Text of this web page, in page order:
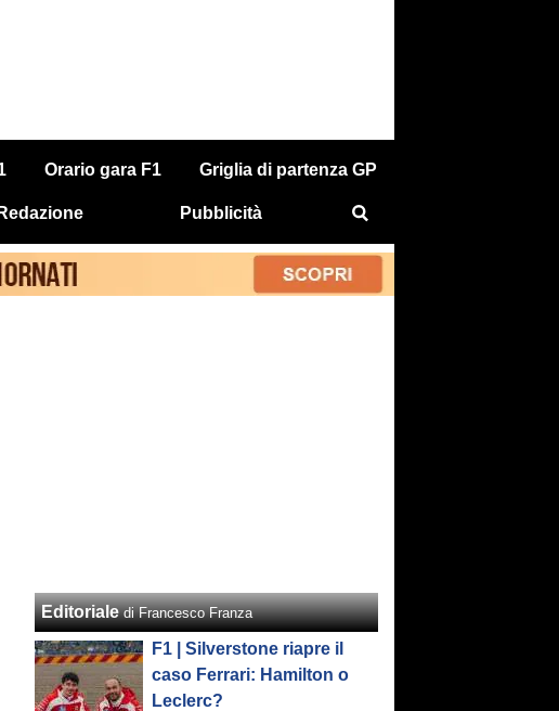
Orario gara F1 Griglia di partenza GP
Redazione Pubblicità
Editoriale di Francesco Franza
F1 | Silverstone riapre il
caso Ferrari: Hamilton o
Leclerc?